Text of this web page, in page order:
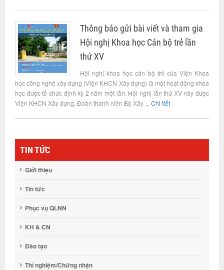
Thông báo gửi bài viết và tham gia
Hội nghị Khoa học Cán bộ trẻ lần
thứ XV
Hội nghị khoa học cán bộ trẻ của Viện Khoa
học công nghệ xây dựng (Viện KHCN Xây dựng) là một hoạt động khoa
học được tổ chức định kỳ 2 năm một lần. Hội nghị lần thứ XV này được
Viện KHCN Xây dựng, Đoàn thanh niên Bộ Xây ... Chi tiết
TIN TỨC
Giới thiệu
Tin tức
Phục vụ QLNN
KH & CN
Đào tạo
Thí nghiệm/Chứng nhận